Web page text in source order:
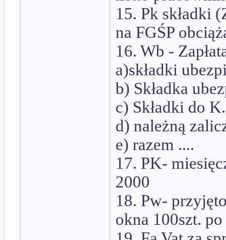
15. Pk składki
na FGŚP
16. Wb -
a)składki
b) Składka
c) Składki do
d) należną
e) razem ....
17. PK-
2000
18. Pw-
okna 100szt. po